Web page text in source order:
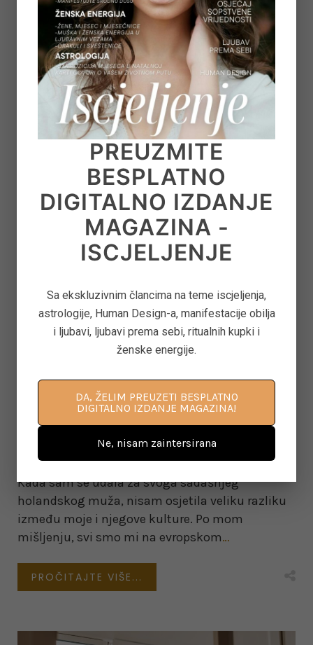
koje sam puno prije slušala, o tome kako se…
PROČITAJTE VIŠE...
on November 29, 2025
KAKO POSTAVITI ZDRAVE
GRANICE U PROCESU
ODGOJA DJECE
Kada sam se udala za svoga sadašnjeg
holandskog muža, nisam osjetila veliku razliku
između moje i njegove kulture. Po mom
mišljenju, svi smo mi na evropskom…
PROČITAJTE VIŠE...
PREUZMITE
BESPLATNO
DIGITALNO IZDANJE
MAGAZINA -
ISCJELJENJE
Sa ekskluzivnim člancima na teme iscjeljenja,
astrologije, Human Design-a, manifestacije obilja
i ljubavi, ljubavi prema sebi, ritualnih kupki i
ženske energije.
DA, ŽELIM PREUZETI BESPLATNO
DIGITALNO IZDANJE MAGAZINA!
Ne, nisam zaintersirana